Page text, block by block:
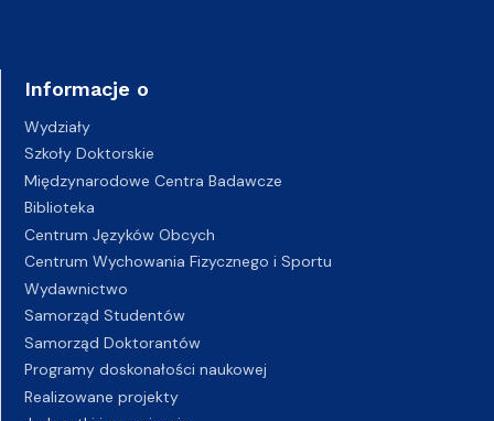
Informacje o
Wydziały
Szkoły Doktorskie
Międzynarodowe Centra Badawcze
Biblioteka
Centrum Języków Obcych
Centrum Wychowania Fizycznego i Sportu
Wydawnictwo
Samorząd Studentów
Samorząd Doktorantów
Programy doskonałości naukowej
Realizowane projekty